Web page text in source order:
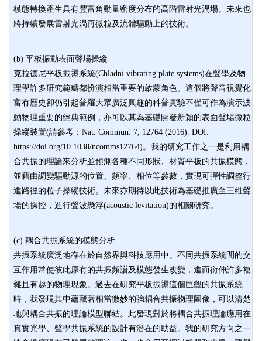
模態轉換產生具有豐富角動量密度分布的高階雷射光渦場。未來也
將持續發展雷射光渦再微粒及流體驅動上的技術。
(b) 平板振動表面聲場操縱
克拉德尼平板振盪系統(Chladni vibrating plate systems)在聲學及物
理學許多研究範疇都扮演相當重要的啟蒙角色。這個將聲音視覺化
富有歷史卻仍引起普羅大眾廣泛興趣的科普實驗不僅可作為演示波
動物理重要的經典範例，亦可以其為基礎開發新穎的表面聲場微粒
操縱裝置(請參考：Nat. Commun. 7, 12764 (2016). DOI:
https://doi.org/10.1038/ncomms12764)。我的研究工作之一是利用耦
合共振的理論來分析並預測各種不同形狀、材質平板的共振模態，
並藉由調變驅動源的位置、頻率、相位等參數，實現可彈性調整行
進路徑的粒子操縱技術。未來亦期待以此技術為基礎推廣至三維聲
場的操控，進行聲波懸浮(acoustic levitation)的相關研究。
(c) 耦合共振系統的模態分析
共振系統廣泛地存在於自然界與科技應用中。不同共振系統間的交
互作用常使彼此原有的共振頻譜及模態發生改變，進而衍伸許多複
雜且有趣的物理現象。過去在研究平板振盪這個巨觀的共振系統
時，我發現其中蘊藏著相當微妙的強耦合共振物理圖像，可以清楚
地與耦合共振的理論模型聯結。此發現對於將耦合共振理論應用在
真實光學、聲學共振系統的設計有潛在的助益。我的研究方向之一